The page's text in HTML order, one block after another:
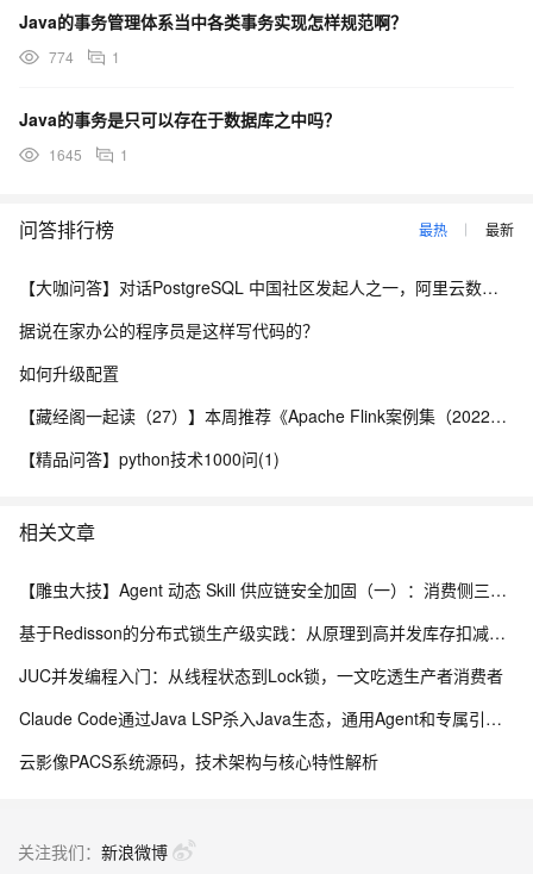
Java的事务管理体系当中各类事务实现怎样规范啊？
774 1
Java的事务是只可以存在于数据库之中吗？
1645 1
问答排行榜 最热 最新
【大咖问答】对话PostgreSQL 中国社区发起人之一，阿里云数据库高级专家 德哥
据说在家办公的程序员是这样写代码的？
如何升级配置
【藏经阁一起读（27）】本周推荐《Apache Flink案例集（2022版）》，你有哪些心得？
【精品问答】python技术1000问(1)
相关文章
【雕虫大技】Agent 动态 Skill 供应链安全加固（一）：消费侧三层防线实战
基于Redisson的分布式锁生产级实践：从原理到高并发库存扣减实战
JUC并发编程入门：从线程状态到Lock锁，一文吃透生产者消费者
Claude Code通过Java LSP杀入Java生态，通用Agent和专属引擎差在哪
云影像PACS系统源码，技术架构与核心特性解析
关注我们： 新浪微博